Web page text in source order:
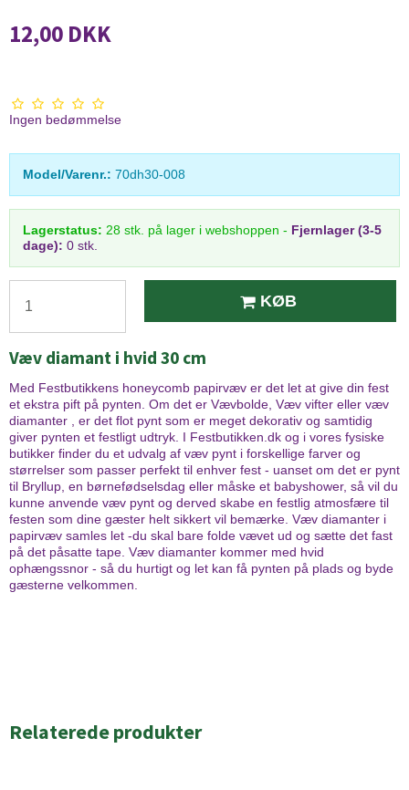
12,00 DKK
Ingen bedømmelse
Model/Varenr.: 70dh30-008
Lagerstatus: 28 stk. på lager i webshoppen - Fjernlager (3-5
dage): 0 stk.
KØB
Væv diamant i hvid 30 cm
Med Festbutikkens honeycomb papirvæv er det let at give din fest
et ekstra pift på pynten. Om det er Vævbolde, Væv vifter eller væv
diamanter , er det flot pynt som er meget dekorativ og samtidig
giver pynten et festligt udtryk. I Festbutikken.dk og i vores fysiske
butikker finder du et udvalg af væv pynt i forskellige farver og
størrelser som passer perfekt til enhver fest - uanset om det er pynt
til Bryllup, en børnefødselsdag eller måske et babyshower, så vil du
kunne anvende væv pynt og derved skabe en festlig atmosfære til
festen som dine gæster helt sikkert vil bemærke. Væv diamanter i
papirvæv samles let -du skal bare folde vævet ud og sætte det fast
på det påsatte tape. Væv diamanter kommer med hvid
ophængssnor - så du hurtigt og let kan få pynten på plads og byde
gæsterne velkommen.
Relaterede produkter